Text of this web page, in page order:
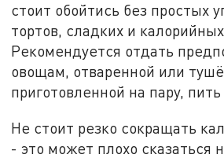
стоит обойтись без простых
тортов, сладких и
Рекомендуется отдать
овощам, отваренной или
приготовленной на пару,
Не стоит резко сокращать
- это может плохо сказаться